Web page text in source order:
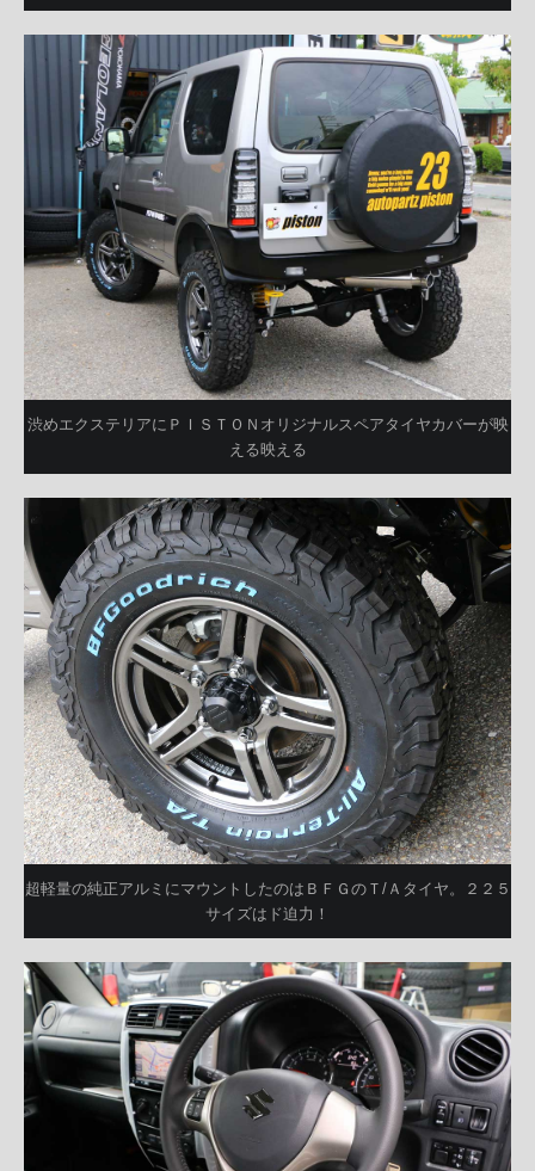
渋めエクステリアにＰＩＳＴＯＮオリジナルスペアタイヤカバーが映
える映える
超軽量の純正アルミにマウントしたのはＢＦＧのＴ/Ａタイヤ。２２５
サイズはド迫力！